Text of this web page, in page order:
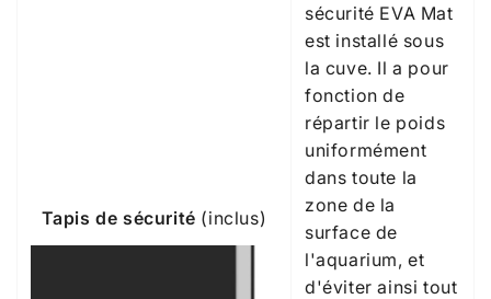
Tapis de sécurité (inclus)
sécurité EVA Mat
est installé sous
la cuve. Il a pour
fonction de
répartir le poids
uniformément
dans toute la
zone de la
surface de
l'aquarium, et
d'éviter ainsi tout